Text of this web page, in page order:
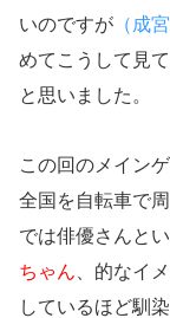
いのですが （成
めてこうして見
と思いました。
この回のメイン
全国を自転車で
では俳優さんと
ちゃん 、的なイ
しているほど馴